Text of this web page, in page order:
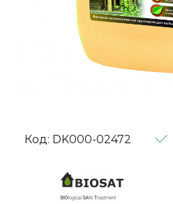
Код: DK000-02472